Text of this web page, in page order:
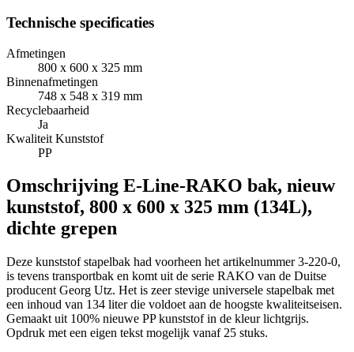
Technische specificaties
Afmetingen
800 x 600 x 325 mm
Binnenafmetingen
748 x 548 x 319 mm
Recyclebaarheid
Ja
Kwaliteit Kunststof
PP
Omschrijving E-Line-RAKO bak, nieuw
kunststof, 800 x 600 x 325 mm (134L),
dichte grepen
Deze kunststof stapelbak had voorheen het artikelnummer 3-220-0,
is tevens transportbak en komt uit de serie RAKO van de Duitse
producent Georg Utz. Het is zeer stevige universele stapelbak met
een inhoud van 134 liter die voldoet aan de hoogste kwaliteitseisen.
Gemaakt uit 100% nieuwe PP kunststof in de kleur lichtgrijs.
Opdruk met een eigen tekst mogelijk vanaf 25 stuks.